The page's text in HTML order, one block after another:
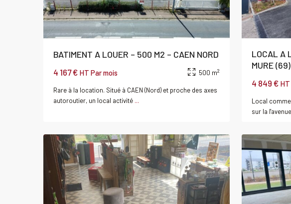
BATIMENT A LOUER – 500 M2 – CAEN NORD
4 167 € HT Par mois 500 m2
Rare à la location. Situé à CAEN (Nord) et proche des axes
autoroutier, un local activité ...
LOCAL A
MURE (69)
4 849 €
Local
sur la
SAINT
Louer
Local
commercial